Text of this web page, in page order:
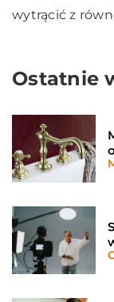
wytrącić z
Ostatnie